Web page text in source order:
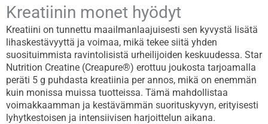
Kreatiinin monet hyödyt
Kreatiini on tunnettu maailmanlaajuisesti sen kyvystä lisätä
lihaskestävyyttä ja voimaa, mikä tekee siitä yhden
suosituimmista ravintolisistä urheilijoiden keskuudessa. Star
Nutrition Creatine (Creapure®) erottuu joukosta tarjoamalla
peräti 5 g puhdasta kreatiinia per annos, mikä on enemmän
kuin monissa muissa tuotteissa. Tämä mahdollistaa
voimakkaamman ja kestävämmän suorituskyvyn, erityisesti
lyhytkestoisen ja intensiivisen harjoittelun aikana.